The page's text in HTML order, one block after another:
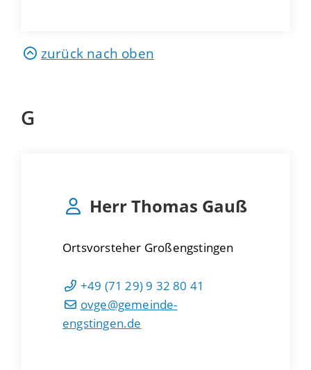
zurück nach oben
G
HerrThomas Gauß
Ortsvorsteher Großengstingen
+49 (71 29) 9 32 80 41
ovge@gemeinde-
engstingen.de